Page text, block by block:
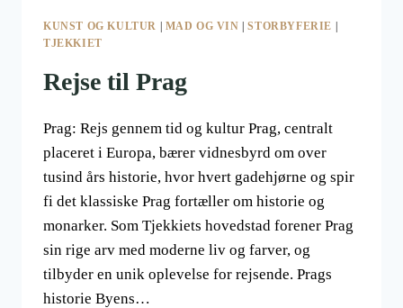
KUNST OG KULTUR | MAD OG VIN |STORBYFERIE |
TJEKKIET
Rejse til Prag
Prag: Rejs gennem tid og kultur Prag, centralt
placeret i Europa, bærer vidnesbyrd om over
tusind års historie, hvor hvert gadehjørne og spir
fi det klassiske Prag fortæller om historie og
monarker. Som Tjekkiets hovedstad forener Prag
sin rige arv med moderne liv og farver, og
tilbyder en unik oplevelse for rejsende. Prags
historie Byens…